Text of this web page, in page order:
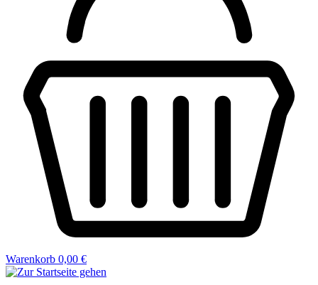
Warenkorb 0,00 €